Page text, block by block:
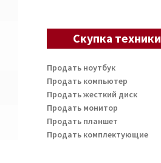
Скупка техники
Продать ноутбук
Продать компьютер
Продать жесткий диск
Продать монитор
Продать планшет
Продать комплектующие